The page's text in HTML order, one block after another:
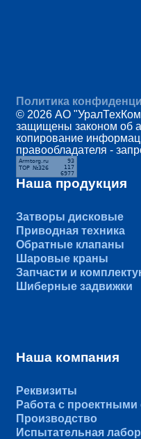
Политика
© 2026 АО
защищены законом об
копирование
правообладателя -
Наша продукция
Затворы дисковые
Приводная техника
Обратные клапаны
Шаровые краны
Запчасти и
Шиберные задвижки
Наша компания
Реквизиты
Работа с проектными
Производство
Испытательная